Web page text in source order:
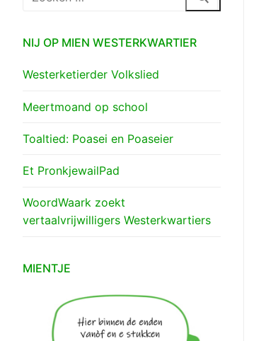
NIJ OP MIEN WESTERKWARTIER
Westerketierder Volkslied
Meertmoand op school
Toaltied: Poasei en Poaseier
Et PronkjewailPad
WoordWaark zoekt
vertaalvrijwilligers Westerkwartiers
MIENTJE